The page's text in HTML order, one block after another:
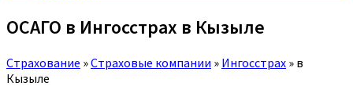
ОСАГО в Ингосстрах в Кызыле
Страхование »Страховые компании » Ингосстрах » в
Кызыле